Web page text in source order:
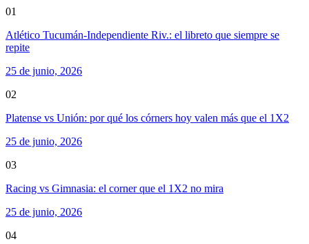
01
Atlético Tucumán-Independiente Riv.: el libreto que siempre se
repite
25 de junio, 2026
02
Platense vs Unión: por qué los córners hoy valen más que el 1X2
25 de junio, 2026
03
Racing vs Gimnasia: el corner que el 1X2 no mira
25 de junio, 2026
04